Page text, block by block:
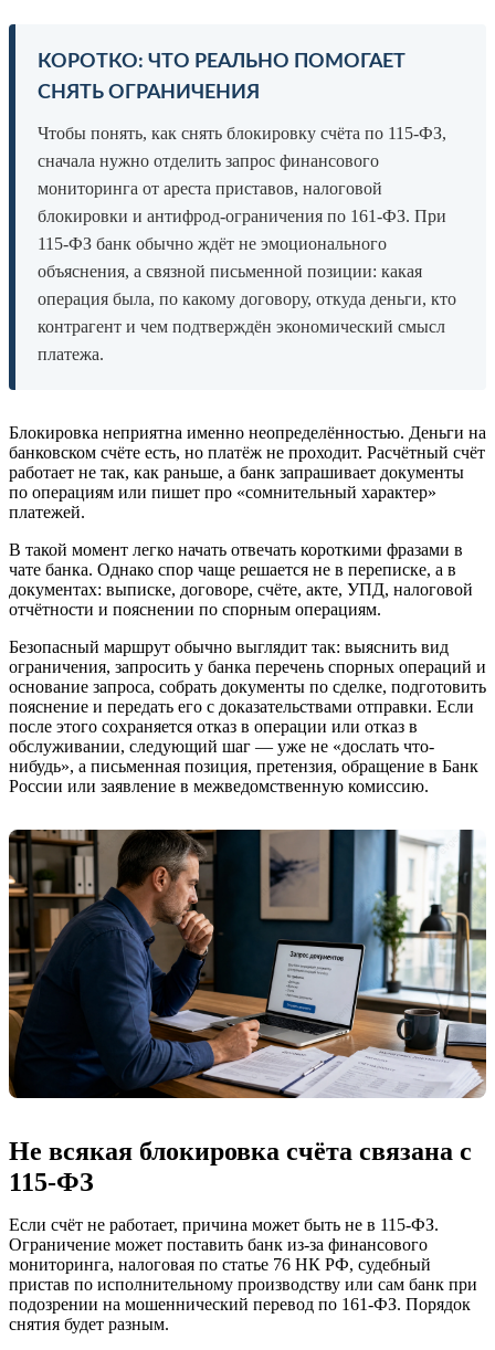
КОРОТКО: ЧТО РЕАЛЬНО ПОМОГАЕТ
СНЯТЬ ОГРАНИЧЕНИЯ
Чтобы понять, как снять блокировку счёта по 115-ФЗ,
сначала нужно отделить запрос финансового
мониторинга от ареста приставов, налоговой
блокировки и антифрод-ограничения по 161-ФЗ. При
115-ФЗ банк обычно ждёт не эмоционального
объяснения, а связной письменной позиции: какая
операция была, по какому договору, откуда деньги, кто
контрагент и чем подтверждён экономический смысл
платежа.
Блокировка неприятна именно неопределённостью. Деньги на
банковском счёте есть, но платёж не проходит. Расчётный счёт
работает не так, как раньше, а банк запрашивает документы
по операциям или пишет про «сомнительный характер»
платежей.
В такой момент легко начать отвечать короткими фразами в
чате банка. Однако спор чаще решается не в переписке, а в
документах: выписке, договоре, счёте, акте, УПД, налоговой
отчётности и пояснении по спорным операциям.
Безопасный маршрут обычно выглядит так: выяснить вид
ограничения, запросить у банка перечень спорных операций и
основание запроса, собрать документы по сделке, подготовить
пояснение и передать его с доказательствами отправки. Если
после этого сохраняется отказ в операции или отказ в
обслуживании, следующий шаг — уже не «дослать что-
нибудь», а письменная позиция, претензия, обращение в Банк
России или заявление в межведомственную комиссию.
Не всякая блокировка счёта связана с
115-ФЗ
Если счёт не работает, причина может быть не в 115-ФЗ.
Ограничение может поставить банк из-за финансового
мониторинга, налоговая по статье 76 НК РФ, судебный
пристав по исполнительному производству или сам банк при
подозрении на мошеннический перевод по 161-ФЗ. Порядок
снятия будет разным.